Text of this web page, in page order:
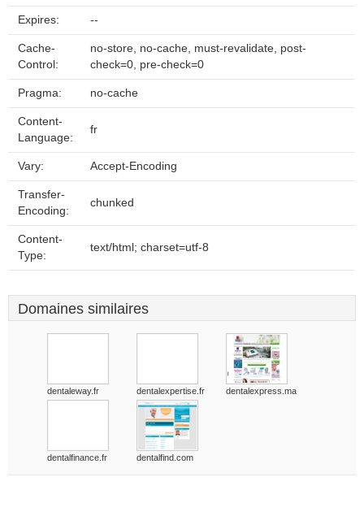
Expires: --
Cache-
Control:
no-store, no-cache, must-revalidate, post-
check=0, pre-check=0
Pragma: no-cache
Content-
Language:
fr
Vary: Accept-Encoding
Transfer-
Encoding:
chunked
Content-
Type:
text/html; charset=utf-8
Domaines similaires
dentaleway.fr dentalexpertise.fr dentalexpress.ma
dentalfinance.fr dentalfind.com